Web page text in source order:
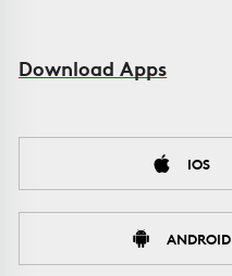
Download Apps
IOS
ANDROID